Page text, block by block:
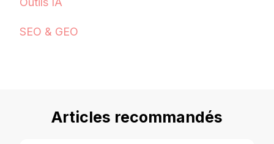
SEO & GEO
Articles recommandés